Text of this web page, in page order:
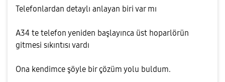
Telefonlardan detaylı anlayan biri var mı
A34 te telefon yeniden başlayınca üst hoparlörün
gitmesi sıkıntısı vardı
Ona kendimce şöyle bir çözüm yolu buldum.